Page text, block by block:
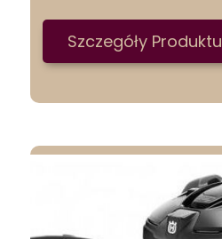
Szczegóły Produktu